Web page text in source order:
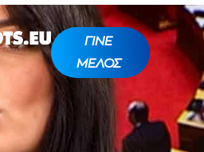
ΓΙΝΕ
ΜΕΛΟΣ